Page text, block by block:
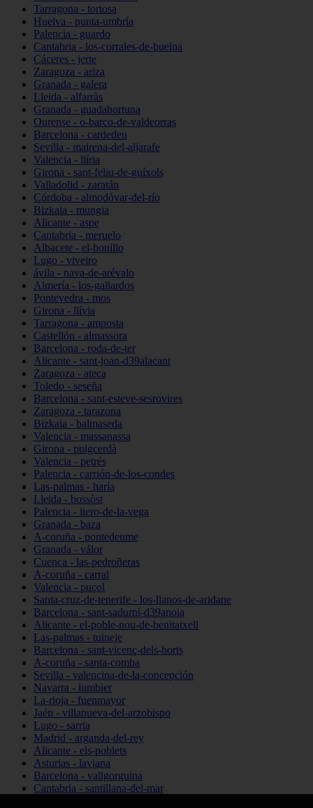
Tarragona - tortosa
Huelva - punta-umbría
Palencia - guardo
Cantabria - los-corrales-de-buelna
Cáceres - jerte
Zaragoza - ariza
Granada - galera
Lleida - alfarràs
Granada - guadahortuna
Ourense - o-barco-de-valdeorras
Barcelona - cardedeu
Sevilla - mairena-del-aljarafe
Valencia - llíria
Girona - sant-feliu-de-guíxols
Valladolid - zaratán
Córdoba - almodóvar-del-río
Bizkaia - mungia
Alicante - aspe
Cantabria - meruelo
Albacete - el-bonillo
Lugo - viveiro
ávila - nava-de-arévalo
Almería - los-gallardos
Pontevedra - mos
Girona - llívia
Tarragona - amposta
Castellón - almassora
Barcelona - roda-de-ter
Alicante - sant-joan-d39alacant
Zaragoza - ateca
Toledo - seseña
Barcelona - sant-esteve-sesrovires
Zaragoza - tarazona
Bizkaia - balmaseda
Valencia - massanassa
Girona - puigcerdà
Valencia - petrés
Palencia - carrión-de-los-condes
Las-palmas - haría
Lleida - bossòst
Palencia - itero-de-la-vega
Granada - baza
A-coruña - pontedeume
Granada - válor
Cuenca - las-pedroñeras
A-coruña - carral
Valencia - puçol
Santa-cruz-de-tenerife - los-llanos-de-aridane
Barcelona - sant-sadurní-d39anoia
Alicante - el-poble-nou-de-benitatxell
Las-palmas - tuineje
Barcelona - sant-vicenç-dels-horts
A-coruña - santa-comba
Sevilla - valencina-de-la-concepción
Navarra - lumbier
La-rioja - fuenmayor
Jaén - villanueva-del-arzobispo
Lugo - sarria
Madrid - arganda-del-rey
Alicante - els-poblets
Asturias - laviana
Barcelona - vallgorguina
Cantabria - santillana-del-mar